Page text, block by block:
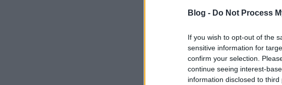
Blog - Do Not Process
If you wish to opt-out of the
sensitive information for
confirm your selection.
continue seeing interest-
information disclosed to